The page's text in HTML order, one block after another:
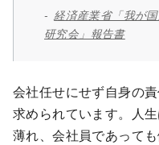
経済産業省「我が
研究会」報告書
会社任せにせず自身の
求められています。人
薄れ、会社員であって